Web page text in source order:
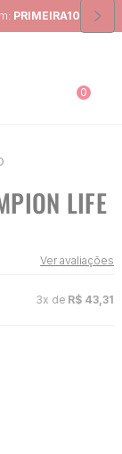
de R$ 399,00
0
LIFE
Ver avaliações
3x de R$ 43 ,31